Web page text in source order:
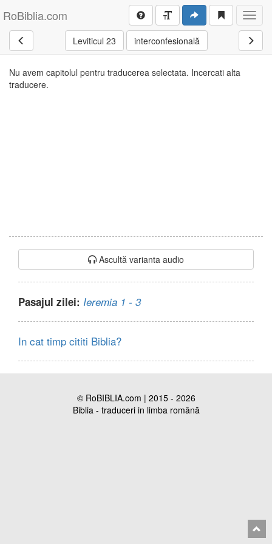
RoBiblia.com
Leviticul 23 interconfesională
Nu avem capitolul pentru traducerea selectata. Incercati alta
traducere.
Ascultă varianta audio
Pasajul zilei: Ieremia 1 - 3
In cat timp cititi Biblia?
© RoBIBLIA.com | 2015 - 2026
Biblia - traduceri in limba română